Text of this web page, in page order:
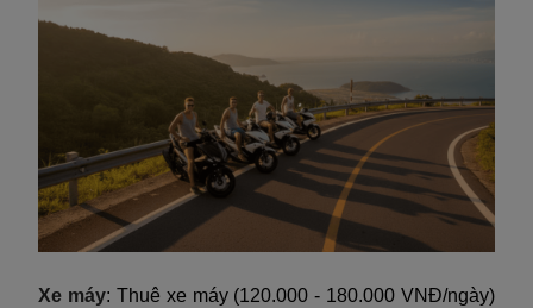
Xe máy: Thuê xe máy (120.000 - 180.000 VNĐ/ngày)